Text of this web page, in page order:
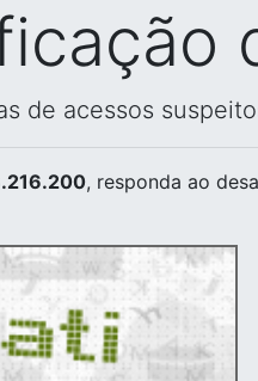
de acessos
, responda ao